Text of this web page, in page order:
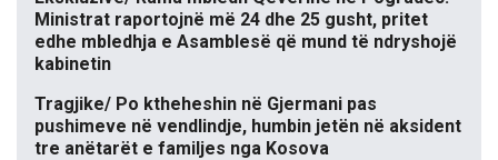
Ministrat raportojnë më 24 dhe 25 gusht, pritet
edhe mbledhja e Asamblesë që mund të ndryshojë
kabinetin
Tragjike/ Po ktheheshin në Gjermani pas
pushimeve në vendlindje, humbin jetën në aksident
tre anëtarët e familjes nga Kosova